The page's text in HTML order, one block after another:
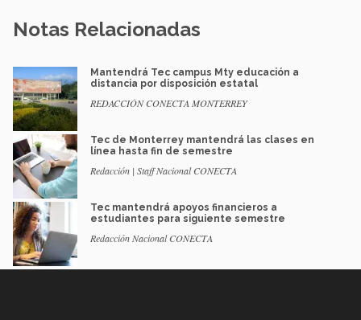
Notas Relacionadas
Mantendrá Tec campus Mty educación a
distancia por disposición estatal
REDACCIÓN CONECTA MONTERREY
Tec de Monterrey mantendrá las clases en
línea hasta fin de semestre
Redacción | Staff Nacional CONECTA
Tec mantendrá apoyos financieros a
estudiantes para siguiente semestre
Redacción Nacional CONECTA